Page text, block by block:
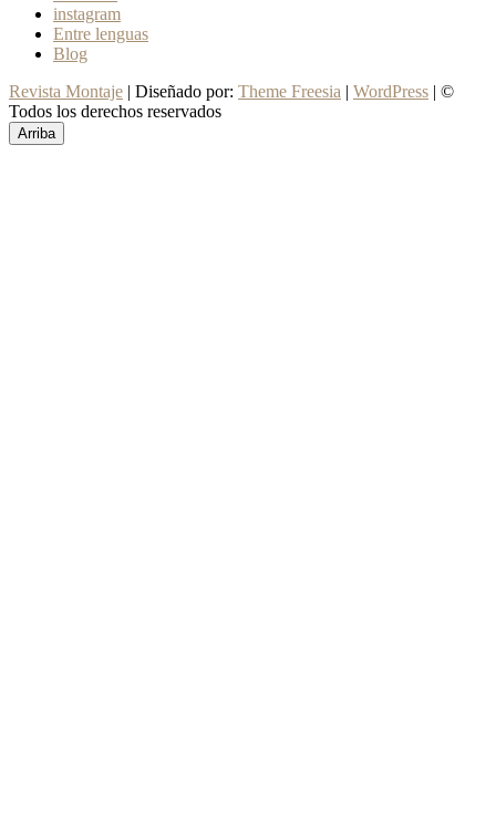
instagram
Entre lenguas
Blog
Revista Montaje | Diseñado por: Theme Freesia | WordPress | ©
Todos los derechos reservados
Arriba